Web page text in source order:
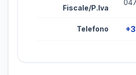
Fiscale/P.Iva
Telefono